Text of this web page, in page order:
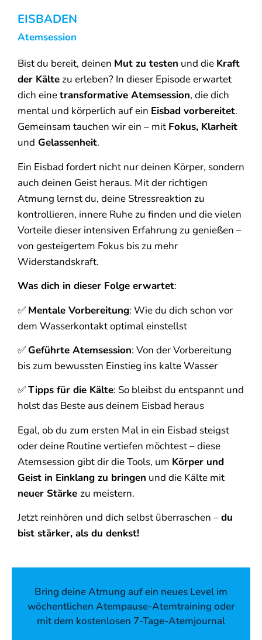
EISBADEN
Atemsession
Bist du bereit, deinen Mut zu testen und die Kraft
der Kälte zu erleben? In dieser Episode erwartet
dich einetransformative Atemsession, die dich
mental und körperlich auf ein Eisbad vorbereitet.
Gemeinsam tauchen wir ein – mit Fokus, Klarheit
und Gelassenheit.
Ein Eisbad fordert nicht nur deinen Körper, sondern
auch deinen Geist heraus. Mit der richtigen
Atmung lernst du, deine Stressreaktion zu
kontrollieren, innere Ruhe zu finden und die vielen
Vorteile dieser intensiven Erfahrung zu genießen –
von gesteigertem Fokus bis zu mehr
Widerstandskraft.
Was dich in dieser Folge erwartet:
✅ Mentale Vorbereitung: Wie du dich schon vor
dem Wasserkontakt optimal einstellst
✅ Geführte Atemsession: Von der Vorbereitung
bis zum bewussten Einstieg ins kalte Wasser
✅Tipps für die Kälte: So bleibst du entspannt und
holst das Beste aus deinem Eisbad heraus
Egal, ob du zum ersten Mal in ein Eisbad steigst
oder deine Routine vertiefen möchtest – diese
Atemsession gibt dir die Tools, um Körper und
Geist in Einklang zu bringen und die Kälte mit
neuer Stärke zu meistern.
Jetzt reinhören und dich selbst überraschen –du
bist stärker, als du denkst!
Bring deine Atmung auf ein neues Level im
wöchentlichen Atempause-Atemtraining oder
mit dem kostenlosen 7-Tage-Atemjournal